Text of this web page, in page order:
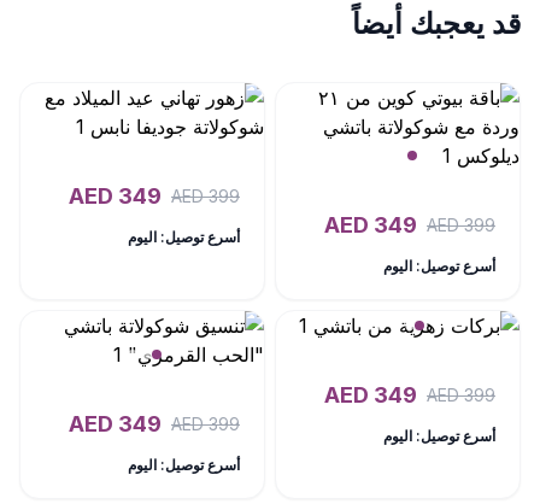
قد يعجبك أيضاً
399
AED
349
أسرع توصيل: اليوم
399
AED
349
أسرع توصيل: اليوم
399
AED
349
أسرع توصيل: اليوم
399
AED
349
أسرع توصيل: اليوم